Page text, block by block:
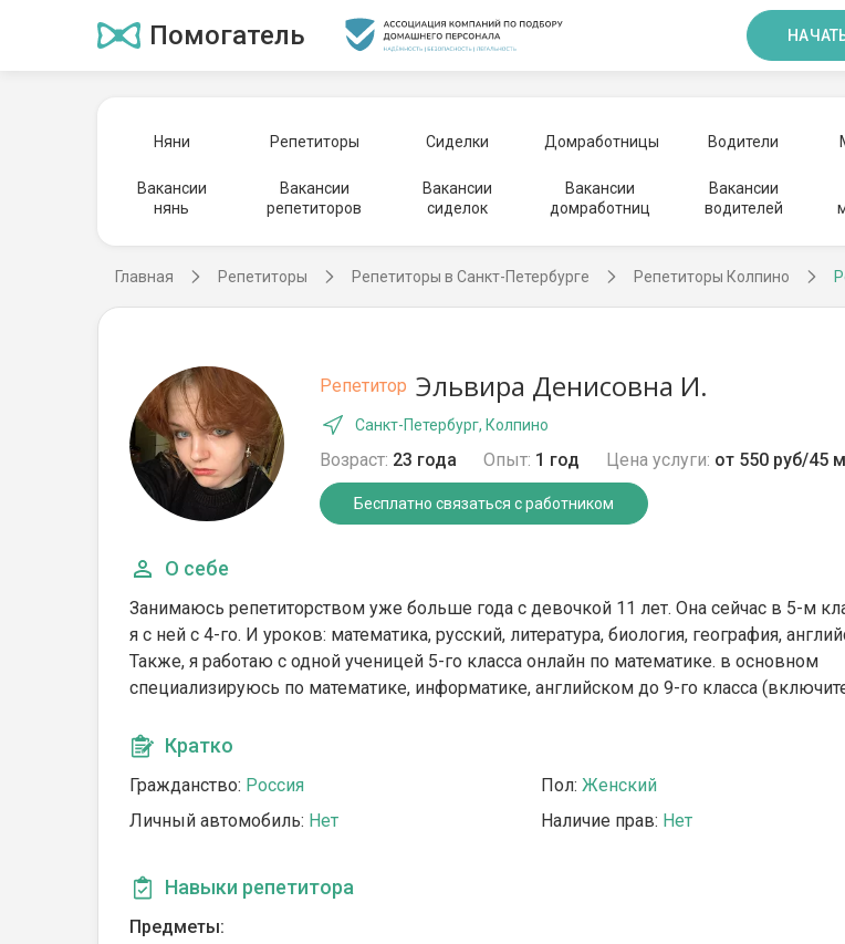
Помогатель
Няни Репетиторы Сиделки Домработницы Водители
Вакансии
нянь
Вакансии
репетиторов
Вакансии
сиделок
Вакансии
домработниц
Вакансии
водителей
Главная Репетиторы Репетиторы в Санкт-Петербурге Репетиторы Колпино
Репетитор Эльвира Денисовна И.
Санкт-Петербург, Колпино
Возраст: 23 года Опыт: 1 год Цена услуги: от 550 руб/45
Бесплатно связаться с работником
О себе
Занимаюсь репетиторством уже больше года с девочкой 11 лет. Она сейчас в 5-м
я с ней с 4-го. И уроков: математика, русский, литература, биология, география,
Также, я работаю с одной ученицей 5-го класса онлайн по математике. в основном
специализируюсь по математике, информатике, английском до 9-го класса
Кратко
Гражданство: Россия Пол: Женский
Личный автомобиль: Нет Наличие прав: Нет
Навыки репетитора
Предметы: